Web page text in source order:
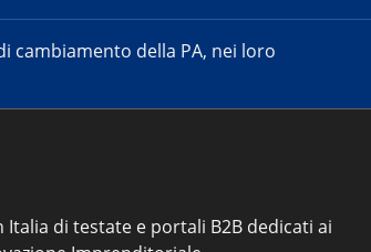
cambiamento della PA, nei loro
di testate e portali B2B dedicati ai